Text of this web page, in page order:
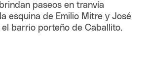
paseos en tranvía
esquina de Emilio Mitre y José
barrio porteño de Caballito.